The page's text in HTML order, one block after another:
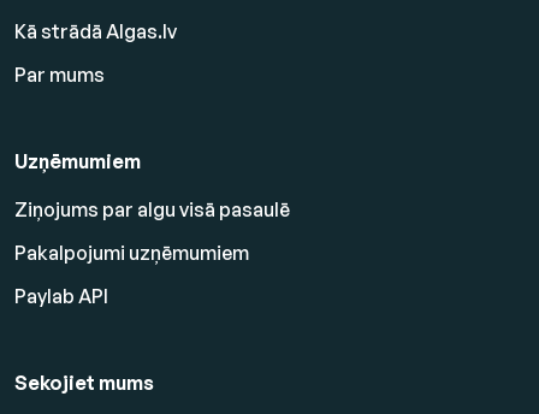
Kā strādā Algas.lv
Par mums
Uzņēmumiem
Ziņojums par algu visā pasaulē
Pakalpojumi uzņēmumiem
Paylab API
Sekojiet mums